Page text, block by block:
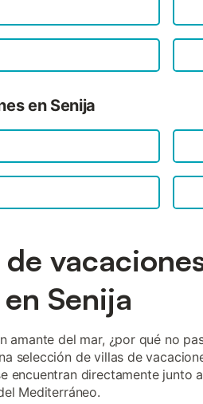
en Senija
Senija
amante del mar, ¿por qué no
selección de villas de
encuentran directamente junto
Mediterráneo.